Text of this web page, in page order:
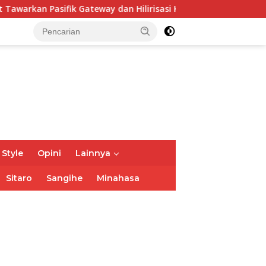
Gateway dan Hilirisasi Kelapa ke Investor
Opini Lainnya
Sitaro Sangihe Minahasa